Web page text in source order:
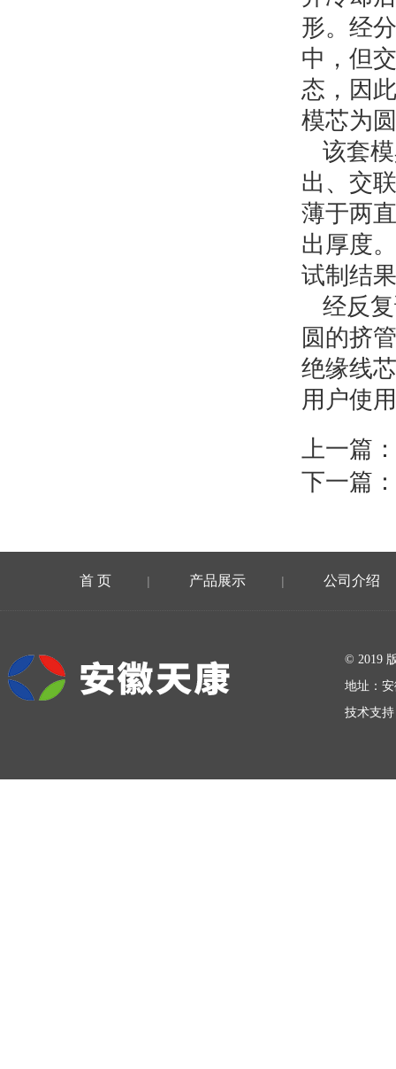
形。经
中，但
态，因
模芯为
该套模
出、交
薄于两
出厚度。
试制结果
经反复
圆的挤
绝缘线
用户使
上一篇：
下一篇：
首 页 | 产品展示 | 公司介绍
© 2019
地址：
技术支